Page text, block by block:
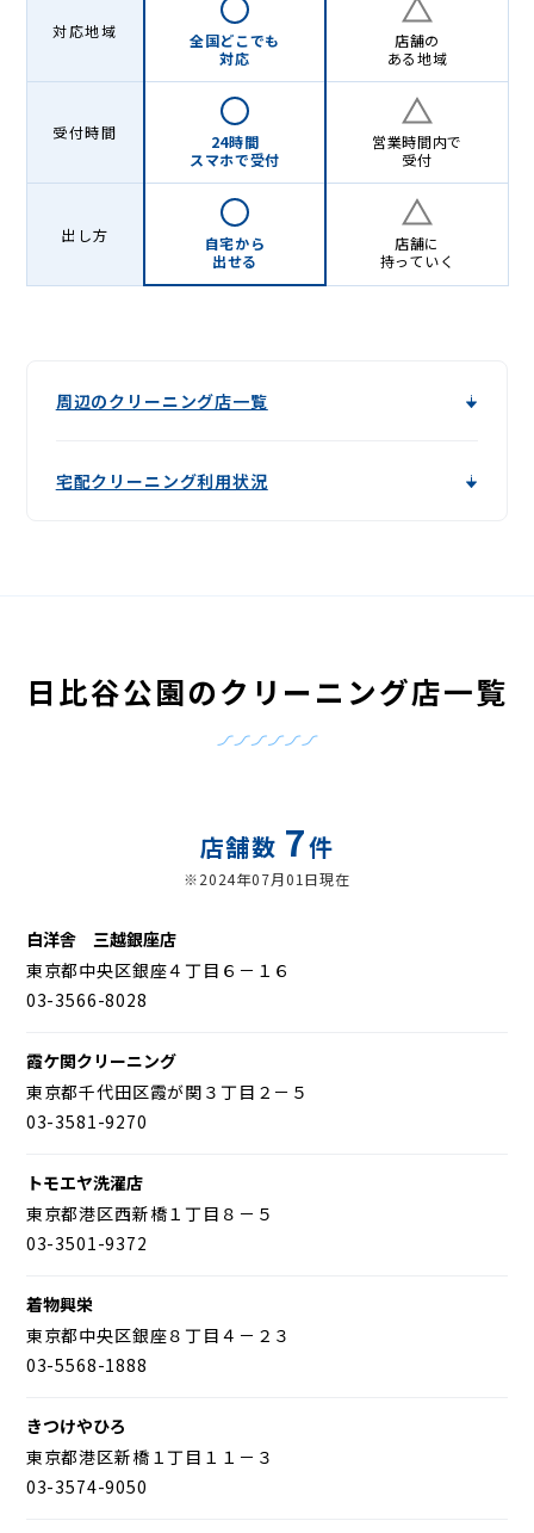
対応地域
全国どこでも
対応
店舗の
ある地域
受付時間
24時間
スマホで受付
営業時間内で
受付
出し方
自宅から
出せる
店舗に
持っていく
周辺のクリーニング店一覧
宅配クリーニング利用状況
日比谷公園のクリーニング店一覧
店舗数 7件
※2024年07月01日現在
白洋舎 三越銀座店
東京都中央区銀座４丁目６－１６
03-3566-8028
霞ケ関クリーニング
東京都千代田区霞が関３丁目２－５
03-3581-9270
トモエヤ洗濯店
東京都港区西新橋１丁目８－５
03-3501-9372
着物興栄
東京都中央区銀座８丁目４－２３
03-5568-1888
きつけやひろ
東京都港区新橋１丁目１１－３
03-3574-9050